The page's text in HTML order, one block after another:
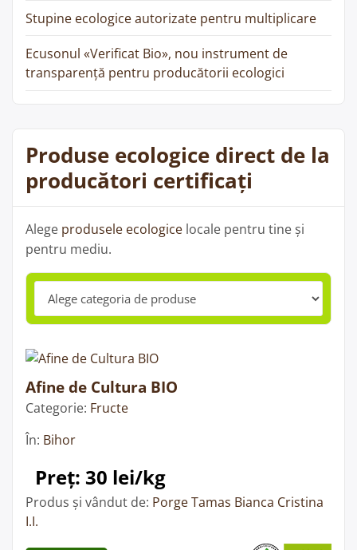
Stupine ecologice autorizate pentru multiplicare
Ecusonul «Verificat Bio», nou instrument de
transparență pentru producătorii ecologici
Produse ecologice direct de la
producători certificați
Alege produsele ecologice locale pentru tine și
pentru mediu.
Afine de Cultura BIO
Categorie: Fructe
În: Bihor
Preț: 30 lei/kg
Produs și vândut de: Porge Tamas Bianca Cristina
I.I.